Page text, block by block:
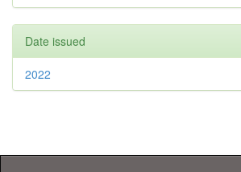
Date issued
2022